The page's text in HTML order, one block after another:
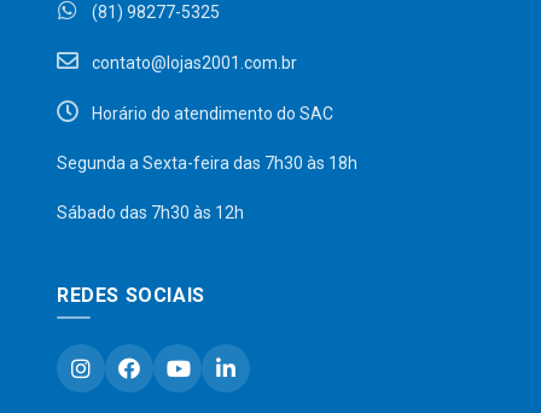
(81) 98277-5325
contato@lojas2001.com.br
Horário do atendimento do SAC
Segunda a Sexta-feira das 7h30 às 18h
Sábado das 7h30 às 12h
REDES SOCIAIS